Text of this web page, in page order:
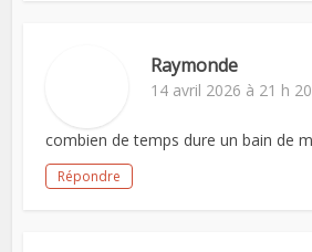
Raymonde
14 avril 2026 à 21 h
combien de temps dure un bain de
Répondre